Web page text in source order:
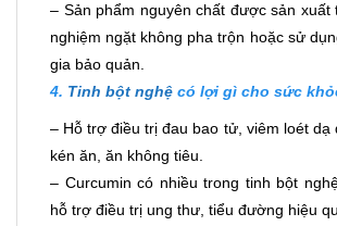
– Sản phẩm nguyên chất được sản xuất
nghiệm ngặt không pha trộn hoặc sử
gia bảo quản.
4. Tinh bột nghệ có lợi gì cho sức
– Hỗ trợ điều trị đau bao tử, viêm loét dạ
kén ăn, ăn không tiêu.
– Curcumin có nhiều trong tinh bột
hỗ trợ điều trị ung thư, tiểu đường hiệu